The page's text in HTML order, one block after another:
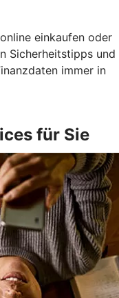
einkaufen oder
Sicherheitstipps und
immer in
für Sie